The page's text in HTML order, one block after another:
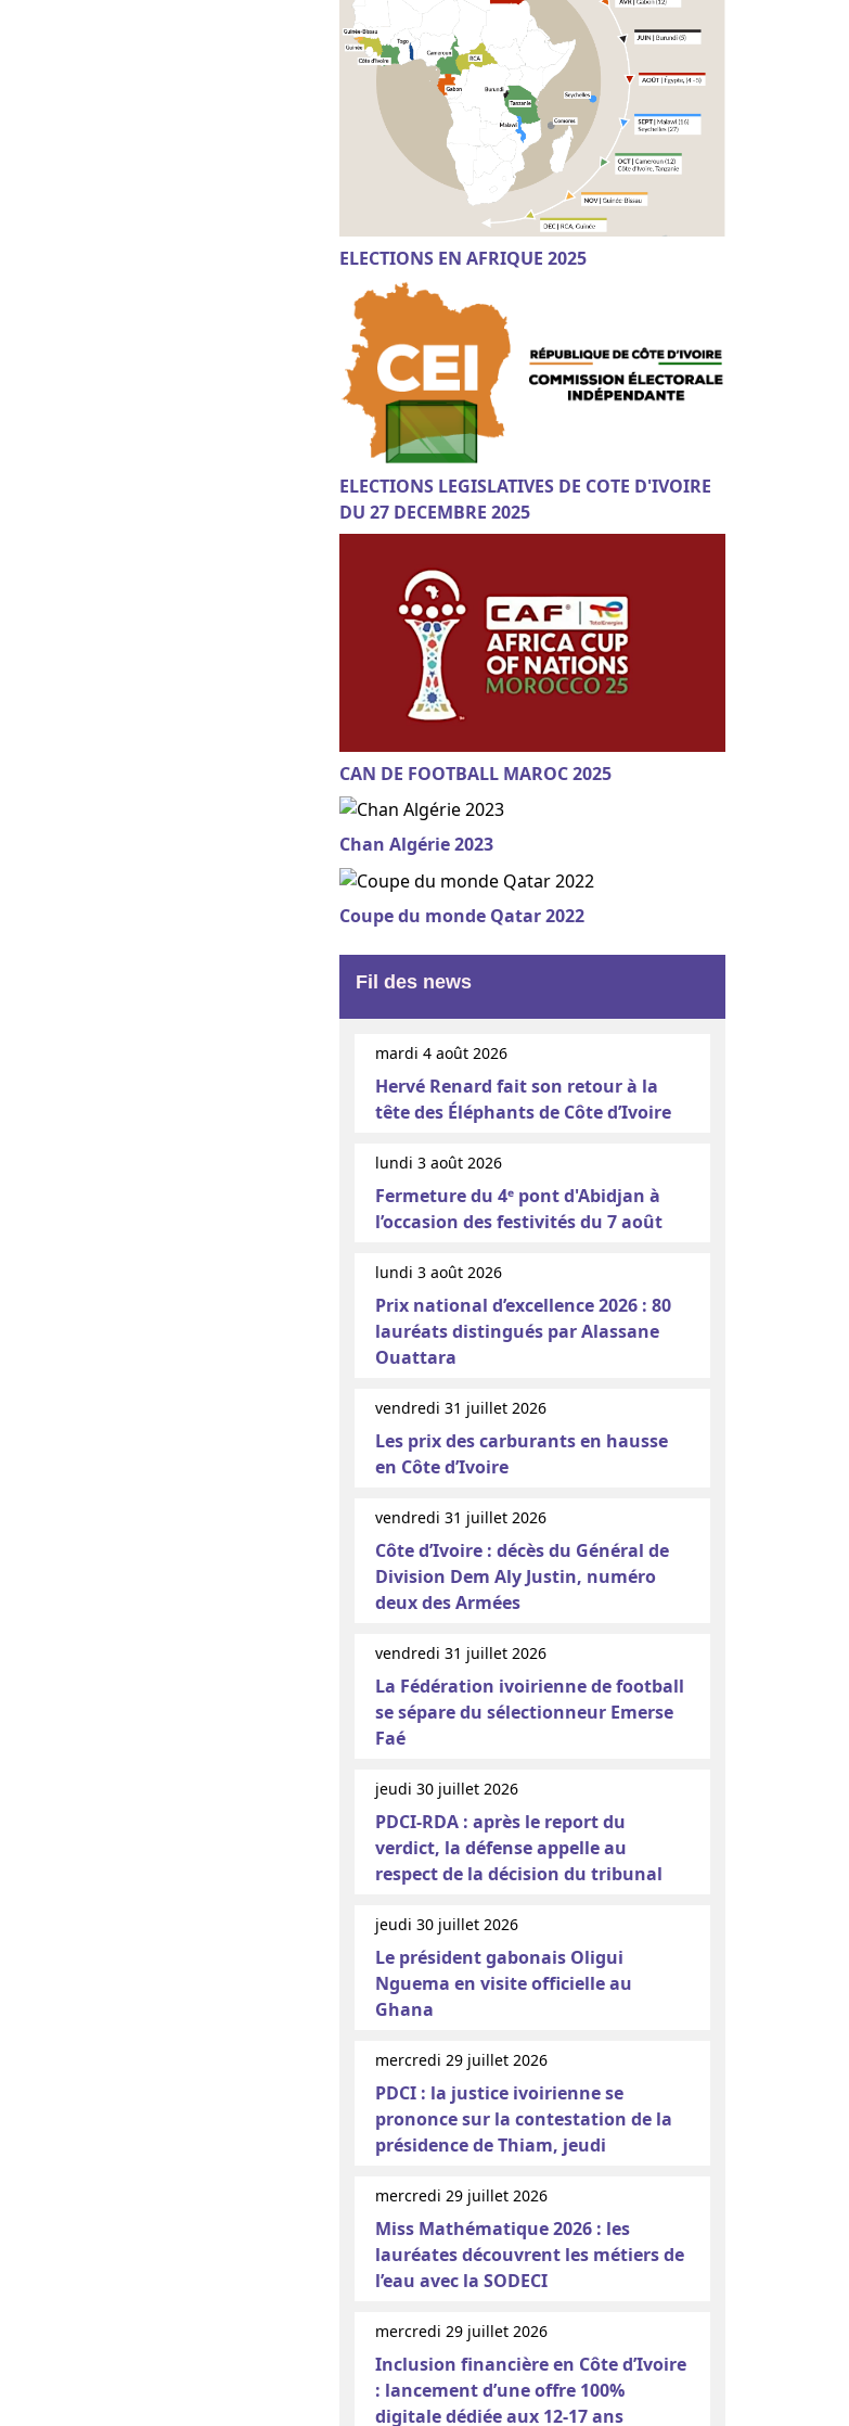
ELECTIONS EN AFRIQUE 2025
ELECTIONS LEGISLATIVES DE COTE D'IVOIRE
DU 27 DECEMBRE 2025
CAN DE FOOTBALL MAROC 2025
Chan Algérie 2023
Coupe du monde Qatar 2022
Fil des news
mardi 4 août 2026
Hervé Renard fait son retour à la
tête des Éléphants de Côte d’Ivoire
lundi 3 août 2026
Fermeture du 4ᵉ pont d'Abidjan à
l’occasion des festivités du 7 août
lundi 3 août 2026
Prix national d’excellence 2026 : 80
lauréats distingués par Alassane
Ouattara
vendredi 31 juillet 2026
Les prix des carburants en hausse
en Côte d’Ivoire
vendredi 31 juillet 2026
Côte d’Ivoire : décès du Général de
Division Dem Aly Justin, numéro
deux des Armées
vendredi 31 juillet 2026
La Fédération ivoirienne de football
se sépare du sélectionneur Emerse
Faé
jeudi 30 juillet 2026
PDCI-RDA : après le report du
verdict, la défense appelle au
respect de la décision du tribunal
jeudi 30 juillet 2026
Le président gabonais Oligui
Nguema en visite officielle au
Ghana
mercredi 29 juillet 2026
PDCI : la justice ivoirienne se
prononce sur la contestation de la
présidence de Thiam, jeudi
mercredi 29 juillet 2026
Miss Mathématique 2026 : les
lauréates découvrent les métiers de
l’eau avec la SODECI
mercredi 29 juillet 2026
Inclusion financière en Côte d’Ivoire
: lancement d’une offre 100%
digitale dédiée aux 12-17 ans